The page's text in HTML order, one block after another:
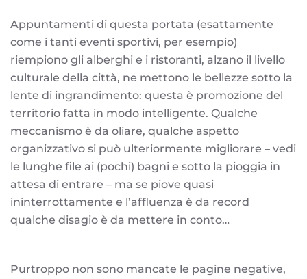
Appuntamenti di questa portata (esattamente
come i tanti eventi sportivi, per esempio)
riempiono gli alberghi e i ristoranti, alzano il livello
culturale della città, ne mettono le bellezze sotto la
lente di ingrandimento: questa è promozione del
territorio fatta in modo intelligente. Qualche
meccanismo è da oliare, qualche aspetto
organizzativo si può ulteriormente migliorare – vedi
le lunghe file ai (pochi) bagni e sotto la pioggia in
attesa di entrare – ma se piove quasi
ininterrottamente e l’affluenza è da record
qualche disagio è da mettere in conto…
Purtroppo non sono mancate le pagine negative,